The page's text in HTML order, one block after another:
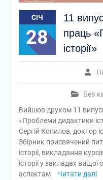
СІЧ
28
11
праць
історії»
Без
Вийшов друком 11
«Проблеми дидактики
Сергій Копилов, доктор
Збірник присвячений
історії, викладання
історії у закладах
аспектам
Читати далі